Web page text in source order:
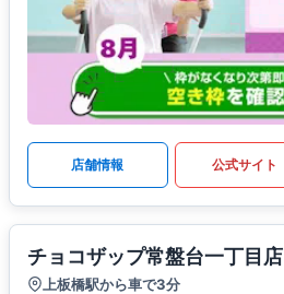
店舗情報 公式サイト
チョコザップ常盤台一丁目店
上板橋駅から車で3分